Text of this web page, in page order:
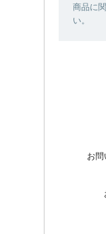
商品に
い。
お